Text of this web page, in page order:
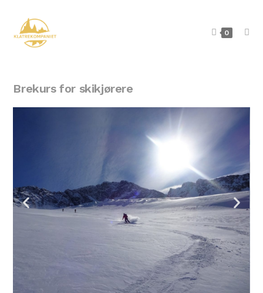
0
Brekurs for skikjørere